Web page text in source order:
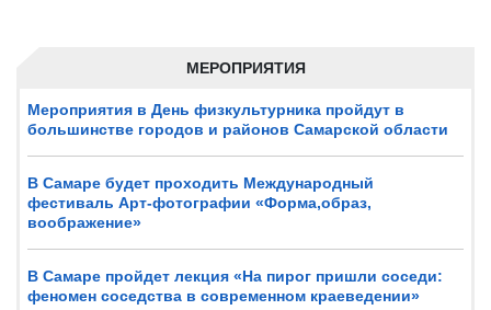
МЕРОПРИЯТИЯ
Мероприятия в День физкультурника пройдут в
большинстве городов и районов Самарской области
В Самаре будет проходить Международный
фестиваль Арт-фотографии «Форма,образ,
воображение»
В Самаре пройдет лекция «На пирог пришли соседи:
феномен соседства в современном краеведении»